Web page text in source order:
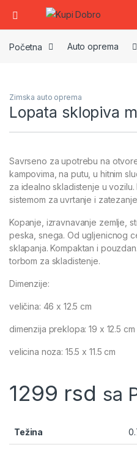
Početna Auto oprema
Zimska auto oprema
Lopata sklopiva
Savrseno za upotrebu na
kampovima, na putu, u hitnim
za idealno skladistenje u
sistemom za uvrtanje i
Kopanje, izravnavanje zemlje,
peska, snega. Od ugljenicnog
sklapanja. Kompaktan i
torbom za skladistenje.
Dimenzije:
veličina: 46 x 12.5 cm
dimenzija preklopa: 19 x 12.5 cm
velicina noza: 15.5 x 11.5 cm
1299 rsd sa
Težina